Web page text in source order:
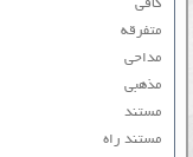
کافی
متفرقه
مداحی
مذهبی
مستند
مستند راه